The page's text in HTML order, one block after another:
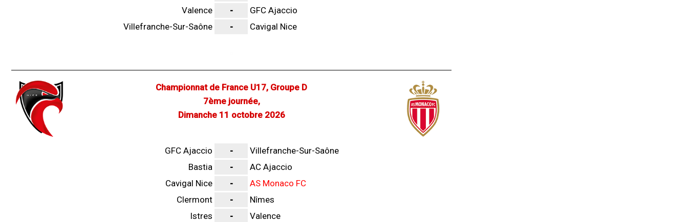
Valence
-
GFC Ajaccio
Villefranche-Sur-Saône
- Cavigal Nice
Championnat de France U17, Groupe D
7ème journée,
Dimanche 11 octobre 2026
GFC Ajaccio -
Villefranche-Sur-Saône
Bastia
-
AC Ajaccio
Cavigal Nice
-
AS Monaco FC
Clermont
-
Nîmes
Istres
-
Valence